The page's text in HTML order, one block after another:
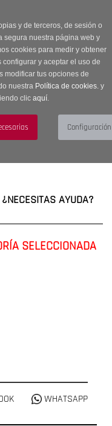
y de terceros, de sesión o
segura nuestra página web y
cookies para medir y obtener
y aceptar el uso de
modificar tus opciones de
nuestra Política de cookies.y
clic aquí.
código OUTLET20
¿NECESITAS AYUDA?
SELECCIONADA
WHATSAPP